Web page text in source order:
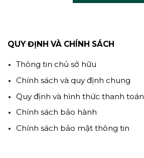
QUY ĐỊNH VÀ CHÍNH SÁCH
Thông tin chủ sở hữu
Chính sách và quy định chung
Quy định và hình thức thanh toán
Chính sách bảo hành
Chính sách bảo mật thông tin